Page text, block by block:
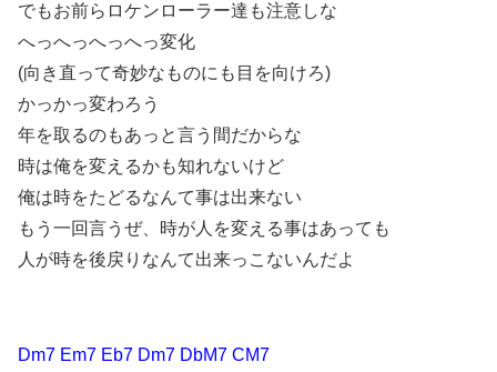
でもお前らロケンローラー達も注意しな
へっへっへっへっ変化
(向き直って奇妙なものにも目を向けろ)
かっかっ変わろう
年を取るのもあっと言う間だからな
時は俺を変えるかも知れないけど
俺は時をたどるなんて事は出来ない
もう一回言うぜ、時が人を変える事はあっても
人が時を後戻りなんて出来っこないんだよ
Dm7 Em7 Eb7 Dm7 DbM7 CM7